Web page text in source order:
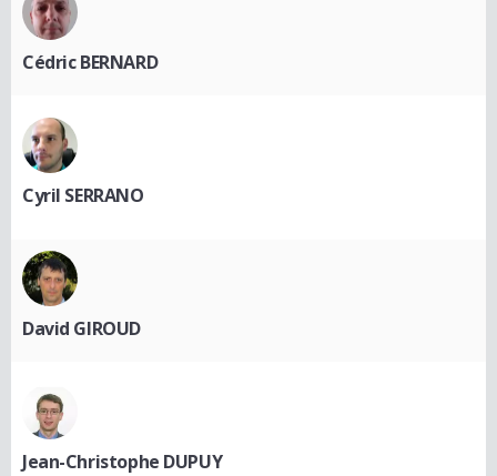
Cédric BERNARD
Cyril SERRANO
David GIROUD
Jean-Christophe DUPUY